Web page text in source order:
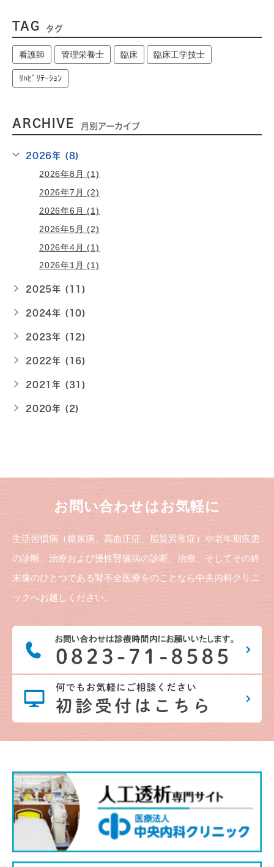
TAG タグ
看護師 管理栄養士 臨床 臨床工学技士
ﾘﾊﾋﾞﾘﾃｰｼｮﾝ
ARCHIVE 月別アーカイブ
2026年 (8)
2026年8月 (1)
2026年7月 (2)
2026年6月 (1)
2026年5月 (2)
2026年4月 (1)
2026年1月 (1)
2025年 (11)
2024年 (10)
2023年 (12)
2022年 (16)
2021年 (31)
2020年 (2)
お問い合わせはお気軽に
生活習慣病（糖尿病、高血圧症、脂質異常症）や老年期疾患
の診断、治療および慢性腎臓病の診断、治療、そしてその終
末像のひとつである腎不全医療をのことなら中央内科クリニ
ックへお越しください。